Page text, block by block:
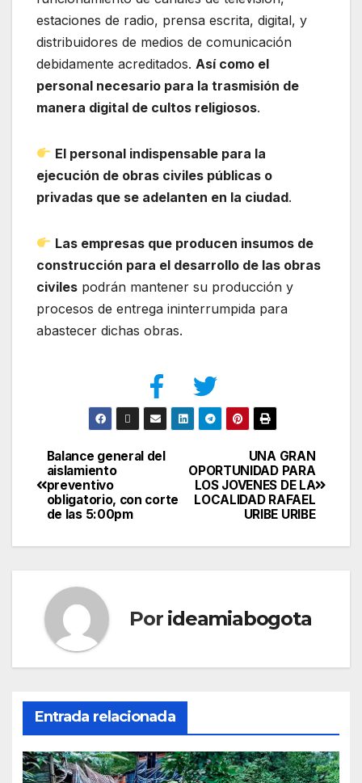
estaciones de radio, prensa escrita, digital, y
distribuidores de medios de comunicación
debidamente acreditados. Así como el
personal necesario para la trasmisión de
manera digital de cultos religiosos.
El personal indispensable para la
ejecución de obras civiles públicas o
privadas que se adelanten en la ciudad.
Las empresas que producen insumos de
construcción para el desarrollo de las obras
civiles podrán mantener su producción y
procesos de entrega ininterrumpida para
abastecer dichas obras.
UNA GRAN
OPORTUNIDAD PARA
LOS JOVENES DE LA
LOCALIDAD RAFAEL
URIBE URIBE
Balance general del
aislamiento
preventivo
obligatorio, con corte
de las 5:00pm
Por ideamiabogota
Entrada relacionada